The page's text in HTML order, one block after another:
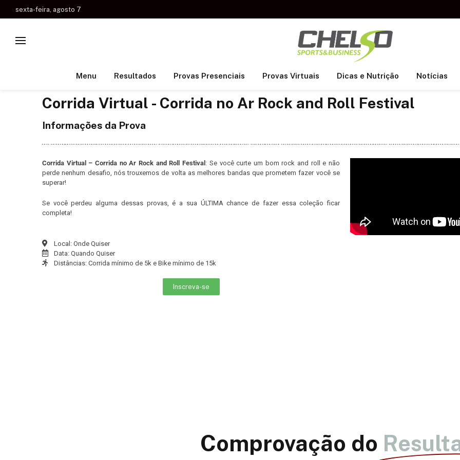
sexta-feira, agosto 7
Menu Resultados Provas Presenciais Provas Virtuais Dicas e Nutrição Notícias
Corrida Virtual - Corrida no Ar Rock and Roll Festival
Informações da Prova
Corrida Virtual – Corrida no Ar Rock and Roll Festival : Se você curte um bom rock and roll e não
perde nenhum desafio, nós trouxemos de volta as melhores bandas que prometem fazer você se
superar!
Se você perdeu alguma dessas provas, é a sua ÚLTIMA chance de fazer essa coleção ficar
completa!
Local: Onde Quiser
Data: Quando Quiser
Distâncias: Corrida mínimo de 5k e Bike mínimo de 15k
Inscreva-se
Comprovação do